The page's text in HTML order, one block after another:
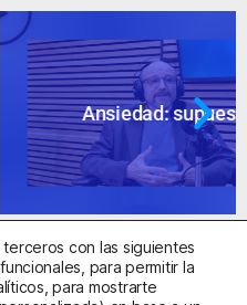
cuestionables
con las siguientes
para permitir la
para mostrarte